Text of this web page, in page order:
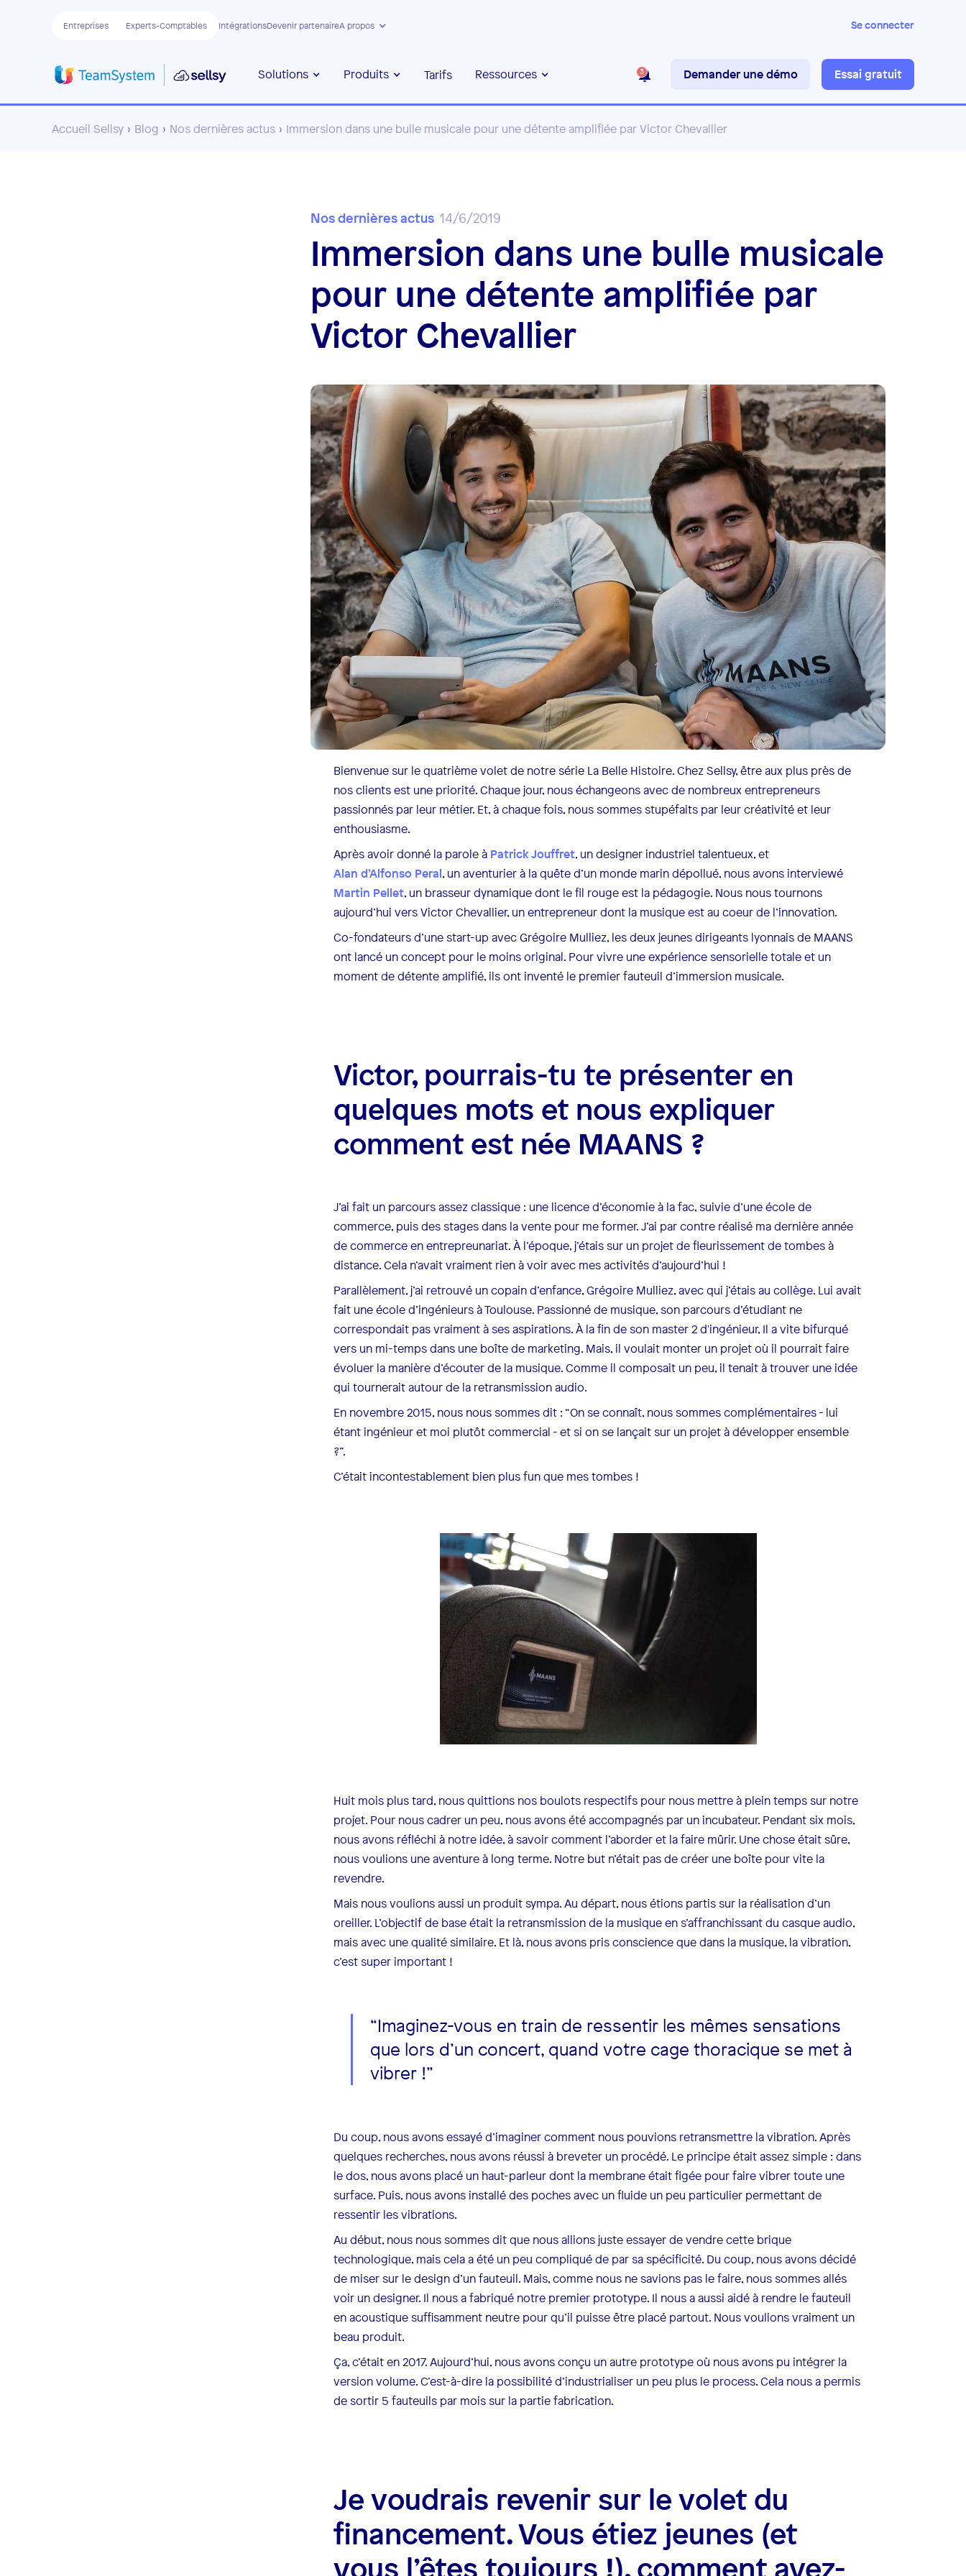
Entreprises Experts-Comptables IntégrationsDevenir partenaireA propos Se connecter
Solutions Produits Tarifs Ressources 3 Demander une démo Essai gratuit
Accueil Sellsy › Blog › Nos dernières actus › Immersion dans une bulle musicale pour une détente amplifiée par Victor Chevallier
Nos dernières actus 14/6/2019
Immersion dans une bulle musicale
pour une détente amplifiée par
Victor Chevallier
Bienvenue sur le quatrième volet de notre série La Belle Histoire. Chez Sellsy, être aux plus près de
nos clients est une priorité. Chaque jour, nous échangeons avec de nombreux entrepreneurs
passionnés par leur métier. Et, à chaque fois, nous sommes stupéfaits par leur créativité et leur
enthousiasme.
Après avoir donné la parole à Patrick Jouffret, un designer industriel talentueux, et
Alan d’Alfonso Peral, un aventurier à la quête d’un monde marin dépollué, nous avons interviewé
Martin Pellet, un brasseur dynamique dont le fil rouge est la pédagogie. Nous nous tournons
aujourd’hui vers Victor Chevallier, un entrepreneur dont la musique est au coeur de l’innovation.
Co-fondateurs d’une start-up avec Grégoire Mulliez, les deux jeunes dirigeants lyonnais de MAANS
ont lancé un concept pour le moins original. Pour vivre une expérience sensorielle totale et un
moment de détente amplifié, ils ont inventé le premier fauteuil d’immersion musicale.
Victor, pourrais-tu te présenter en
quelques mots et nous expliquer
comment est née MAANS ?
J’ai fait un parcours assez classique : une licence d’économie à la fac, suivie d’une école de
commerce, puis des stages dans la vente pour me former. J’ai par contre réalisé ma dernière année
de commerce en entrepreunariat. À l’époque, j’étais sur un projet de fleurissement de tombes à
distance. Cela n’avait vraiment rien à voir avec mes activités d’aujourd’hui !
Parallèlement, j’ai retrouvé un copain d’enfance, Grégoire Mulliez, avec qui j’étais au collège. Lui avait
fait une école d’ingénieurs à Toulouse. Passionné de musique, son parcours d’étudiant ne
correspondait pas vraiment à ses aspirations. À la fin de son master 2 d'ingénieur, Il a vite bifurqué
vers un mi-temps dans une boîte de marketing. Mais, il voulait monter un projet où il pourrait faire
évoluer la manière d’écouter de la musique. Comme il composait un peu, il tenait à trouver une idée
qui tournerait autour de la retransmission audio.
En novembre 2015, nous nous sommes dit : “On se connaît, nous sommes complémentaires - lui
étant ingénieur et moi plutôt commercial - et si on se lançait sur un projet à développer ensemble
?”.
C’était incontestablement bien plus fun que mes tombes !
Huit mois plus tard, nous quittions nos boulots respectifs pour nous mettre à plein temps sur notre
projet. Pour nous cadrer un peu, nous avons été accompagnés par un incubateur. Pendant six mois,
nous avons réfléchi à notre idée, à savoir comment l’aborder et la faire mûrir. Une chose était sûre,
nous voulions une aventure à long terme. Notre but n’était pas de créer une boîte pour vite la
revendre.
Mais nous voulions aussi un produit sympa. Au départ, nous étions partis sur la réalisation d’un
oreiller. L’objectif de base était la retransmission de la musique en s’affranchissant du casque audio,
mais avec une qualité similaire. Et là, nous avons pris conscience que dans la musique, la vibration,
c’est super important !
“Imaginez-vous en train de ressentir les mêmes sensations
que lors d’un concert, quand votre cage thoracique se met à
vibrer !”
Du coup, nous avons essayé d’imaginer comment nous pouvions retransmettre la vibration. Après
quelques recherches, nous avons réussi à breveter un procédé. Le principe était assez simple : dans
le dos, nous avons placé un haut-parleur dont la membrane était figée pour faire vibrer toute une
surface. Puis, nous avons installé des poches avec un fluide un peu particulier permettant de
ressentir les vibrations.
Au début, nous nous sommes dit que nous allions juste essayer de vendre cette brique
technologique, mais cela a été un peu compliqué de par sa spécificité. Du coup, nous avons décidé
de miser sur le design d’un fauteuil. Mais, comme nous ne savions pas le faire, nous sommes allés
voir un designer. Il nous a fabriqué notre premier prototype. Il nous a aussi aidé à rendre le fauteuil
en acoustique suffisamment neutre pour qu’il puisse être placé partout. Nous voulions vraiment un
beau produit.
Ça, c’était en 2017. Aujourd’hui, nous avons conçu un autre prototype où nous avons pu intégrer la
version volume. C’est-à-dire la possibilité d’industrialiser un peu plus le process. Cela nous a permis
de sortir 5 fauteuils par mois sur la partie fabrication.
Je voudrais revenir sur le volet du
financement. Vous étiez jeunes (et
vous l’êtes toujours !), comment avez-